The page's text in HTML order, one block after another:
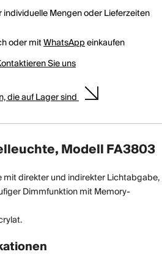
individuelle Mengen oder Lieferzeiten
oder mitWhatsAppeinkaufen
Sie uns
die auf Lager sind
Modell FA3803
direkter und indirekter Lichtabgabe,
Dimmfunktion mit Memory-